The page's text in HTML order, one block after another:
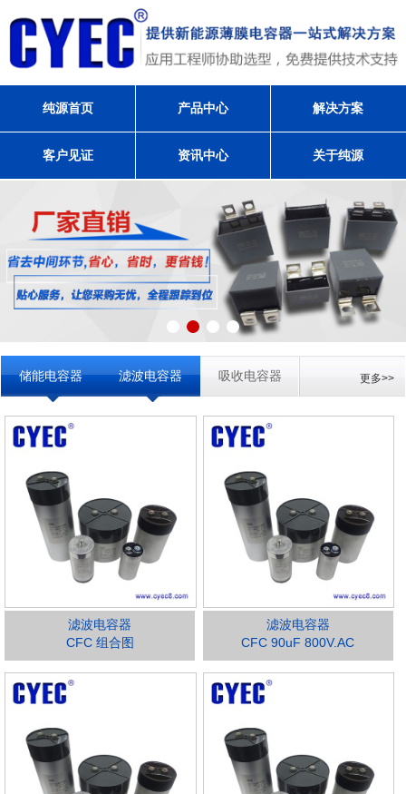
纯源首页 产品中心 解决方案
客户见证 资讯中心 关于纯源
储能电容器 滤波电容器 吸收电容器 更多>>
滤波电容器
CFC 组合图
滤波电容器
CFC 90uF 800V.AC